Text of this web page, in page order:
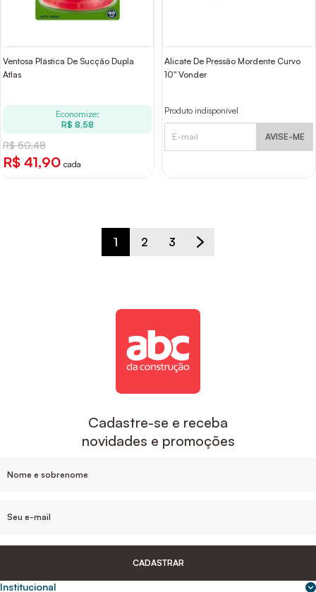
Ventosa Plástica De Sucção Dupla
Atlas
Economize:
R$ 8,58
R$ 50,48
R$ 41,90 cada
Alicate De Pressão Mordente Curvo
10" Vonder
Produto indisponível
AVISE-ME
1 2 3
Cadastre-se e receba
novidades e promoções
CADASTRAR
Institucional